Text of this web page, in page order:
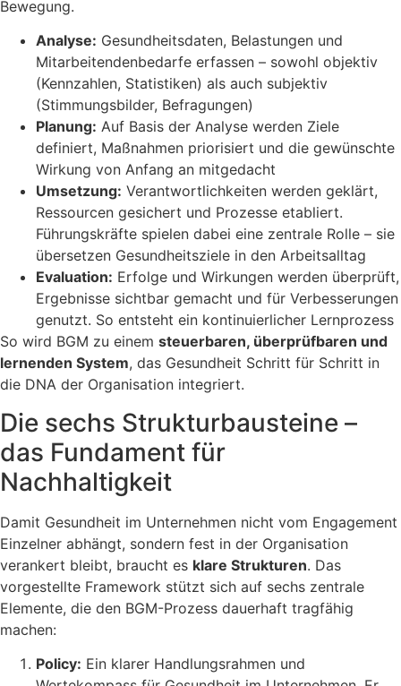
Bewegung.
Analyse: Gesundheitsdaten, Belastungen und
Mitarbeitendenbedarfe erfassen – sowohl objektiv
(Kennzahlen, Statistiken) als auch subjektiv
(Stimmungsbilder, Befragungen)
Planung: Auf Basis der Analyse werden Ziele
definiert, Maßnahmen priorisiert und die gewünschte
Wirkung von Anfang an mitgedacht
Umsetzung: Verantwortlichkeiten werden geklärt,
Ressourcen gesichert und Prozesse etabliert.
Führungskräfte spielen dabei eine zentrale Rolle – sie
übersetzen Gesundheitsziele in den Arbeitsalltag
Evaluation: Erfolge und Wirkungen werden überprüft,
Ergebnisse sichtbar gemacht und für Verbesserungen
genutzt. So entsteht ein kontinuierlicher Lernprozess
So wird BGM zu einem steuerbaren, überprüfbaren und
lernenden System, das Gesundheit Schritt für Schritt in
die DNA der Organisation integriert.
Die sechs Strukturbausteine –
das Fundament für
Nachhaltigkeit
Damit Gesundheit im Unternehmen nicht vom Engagement
Einzelner abhängt, sondern fest in der Organisation
verankert bleibt, braucht es klare Strukturen. Das
vorgestellte Framework stützt sich auf sechs zentrale
Elemente, die den BGM-Prozess dauerhaft tragfähig
machen:
Policy: Ein klarer Handlungsrahmen und